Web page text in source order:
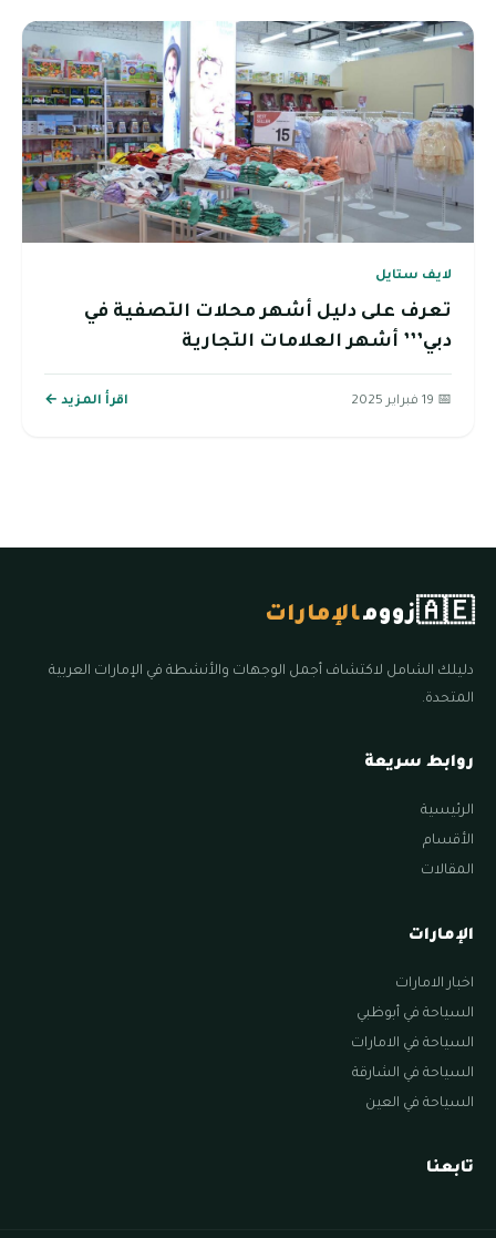
لايف ستايل
تعرف على دليل أشهر محلات التصفية في
دبي’’’ أشهر العلامات التجارية
📅 19 فبراير 2025 اقرأ المزيد ←
🇦🇪زوومالإمارات
دليلك الشامل لاكتشاف أجمل الوجهات والأنشطة في الإمارات العربية
المتحدة.
روابط سريعة
الرئيسية
الأقسام
المقالات
الإمارات
اخبار الامارات
السياحة في أبوظبي
السياحة في الامارات
السياحة في الشارقة
السياحة في العين
تابعنا